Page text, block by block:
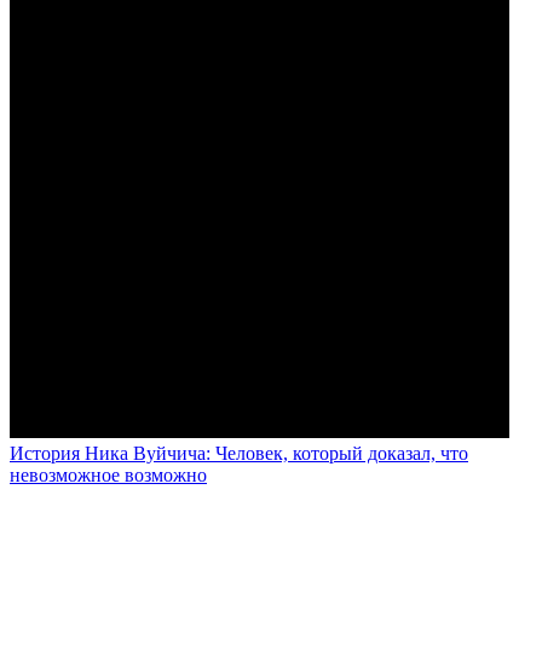
История Ника Вуйчича: Человек, который доказал, что
невозможное возможно